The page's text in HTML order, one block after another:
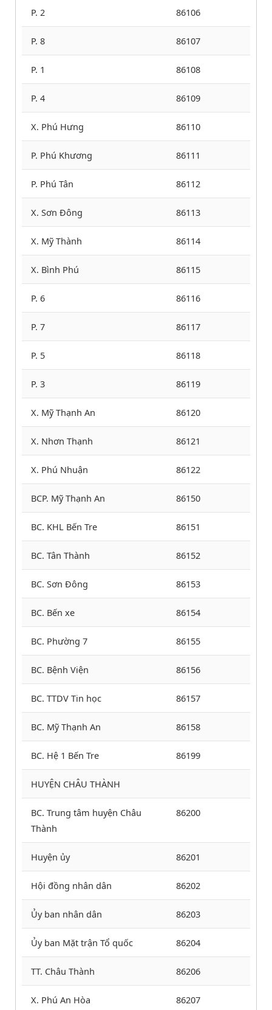
P. 2 86106
P. 8 86107
P. 1 86108
P. 4 86109
X. Phú Hưng 86110
P. Phú Khương 86111
P. Phú Tân 86112
X. Sơn Đông 86113
X. Mỹ Thành 86114
X. Bình Phú 86115
P. 6 86116
P. 7 86117
P. 5 86118
P. 3 86119
X. Mỹ Thạnh An 86120
X. Nhơn Thạnh 86121
X. Phú Nhuận 86122
BCP. Mỹ Thạnh An 86150
BC. KHL Bến Tre 86151
BC. Tân Thành 86152
BC. Sơn Đông 86153
BC. Bến xe 86154
BC. Phường 7 86155
BC. Bệnh Viện 86156
BC. TTDV Tin học 86157
BC. Mỹ Thạnh An 86158
BC. Hệ 1 Bến Tre 86199
HUYỆN CHÂU THÀNH
BC. Trung tâm huyện Châu
Thành
86200
Huyện ủy 86201
Hội đồng nhân dân 86202
Ủy ban nhân dân 86203
Ủy ban Mặt trận Tổ quốc 86204
TT. Châu Thành 86206
X. Phú An Hòa 86207